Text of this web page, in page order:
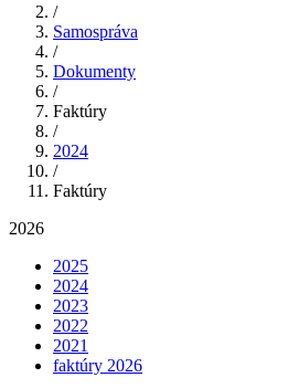
/
Samospráva
/
Dokumenty
/
Faktúry
/
2024
/
Faktúry
2026
2025
2024
2023
2022
2021
faktúry 2026